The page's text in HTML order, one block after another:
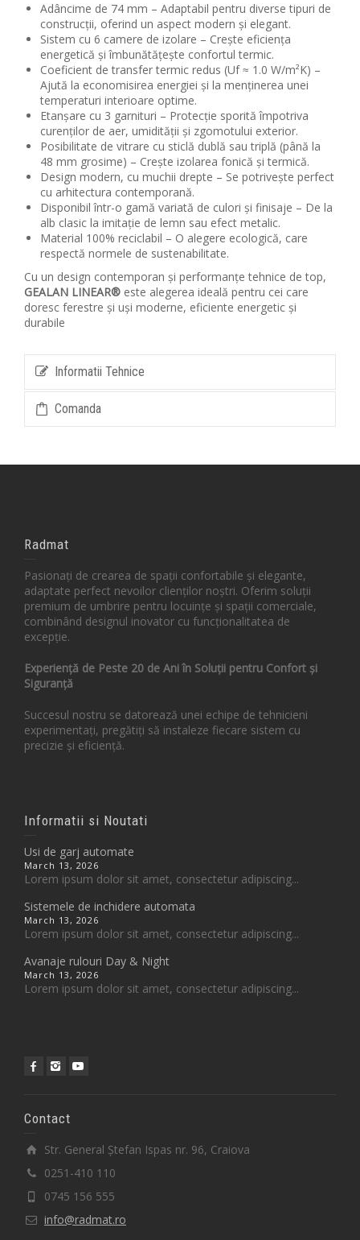
Adâncime de 74 mm – Adaptabil pentru diverse tipuri de
construcții, oferind un aspect modern și elegant.
Sistem cu 6 camere de izolare – Crește eficiența
energetică și îmbunătățește confortul termic.
Coeficient de transfer termic redus (Uf ≈ 1.0 W/m²K) –
Ajută la economisirea energiei și la menținerea unei
temperaturi interioare optime.
Etanșare cu 3 garnituri – Protecție sporită împotriva
curenților de aer, umidității și zgomotului exterior.
Posibilitate de vitrare cu sticlă dublă sau triplă (până la
48 mm grosime) – Crește izolarea fonică și termică.
Design modern, cu muchii drepte – Se potrivește perfect
cu arhitectura contemporană.
Disponibil într-o gamă variată de culori și finisaje – De la
alb clasic la imitație de lemn sau efect metalic.
Material 100% reciclabil – O alegere ecologică, care
respectă normele de sustenabilitate.
Cu un design contemporan și performanțe tehnice de top,
GEALAN LINEAR® este alegerea ideală pentru cei care
doresc ferestre și uși moderne, eficiente energetic și
durabile
Informatii Tehnice
Comanda
Radmat
Pasionați de crearea de spații confortabile și elegante,
adaptate perfect nevoilor clienților noștri. Oferim soluții
premium de umbrire pentru locuințe și spații comerciale,
combinând designul inovator cu funcționalitatea de
excepție.
Experiență de Peste 20 de Ani în Soluții pentru Confort și
Siguranță
Succesul nostru se datorează unei echipe de tehnicieni
experimentați, pregătiți să instaleze fiecare sistem cu
precizie și eficiență.
Informatii si Noutati
Usi de garj automate
March 13, 2026
Lorem ipsum dolor sit amet, consectetur adipiscing...
Sistemele de inchidere automata
March 13, 2026
Lorem ipsum dolor sit amet, consectetur adipiscing...
Avanaje rulouri Day & Night
March 13, 2026
Lorem ipsum dolor sit amet, consectetur adipiscing...
Contact
Str. General Ștefan Ispas nr. 96, Craiova
0251-410 110
0745 156 555
info@radmat.ro